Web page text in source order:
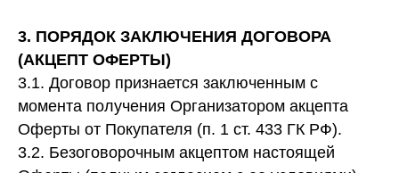
3. ПОРЯДОК ЗАКЛЮЧЕНИЯ ДОГОВОРА
(АКЦЕПТ ОФЕРТЫ)
3.1. Договор признается заключенным с
момента получения Организатором акцепта
Оферты от Покупателя (п. 1 ст. 433 ГК РФ).
3.2. Безоговорочным акцептом настоящей